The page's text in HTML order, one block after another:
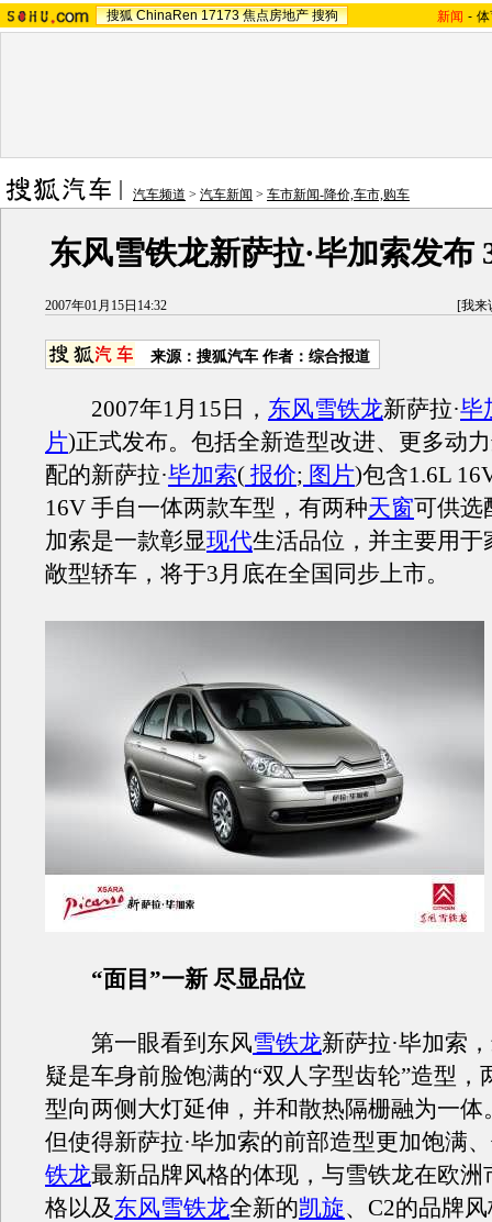
搜狐 ChinaRen 17173 焦点房地产 搜狗 新闻 -
汽车频道 > 汽车新闻 > 车市新闻-降价,车市,购车
东风雪铁龙新萨拉·毕加索发布
2007年01月15日14:32 [我来
来源：搜狐汽车 作者：综合报道
2007年1月15日， 东风雪铁龙新萨拉·毕
片)正式发布。包括全新造型改进、更多动
配的新萨拉·毕加索( 报价; 图片)包含1.6L
16V 手自一体两款车型，有两种天窗可供选
加索是一款彰显现代生活品位，并主要用于
敞型轿车，将于3月底在全国同步上市。
“面目”一新 尽显品位
第一眼看到东风雪铁龙新萨拉·毕加索
疑是车身前脸饱满的“双人字型齿轮”造型，
型向两侧大灯延伸，并和散热隔栅融为一体
但使得新萨拉·毕加索的前部造型更加饱满
铁龙最新品牌风格的体现，与雪铁龙在欧洲
格以及 东风雪铁龙全新的凯旋、C2的品牌